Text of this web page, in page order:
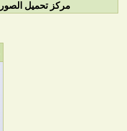
مركز تحميل الصور